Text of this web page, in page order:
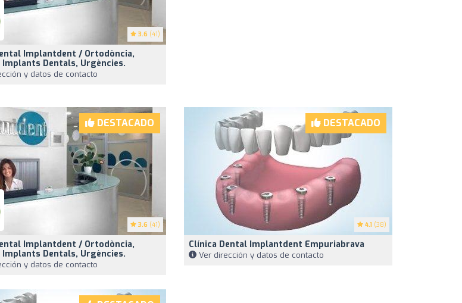
3.6 (41)
Implantdent / Ortodòncia,
Dentals, Urgències.
y datos de contacto
DESTACADO
3.6 (41)
Implantdent / Ortodòncia,
Dentals, Urgències.
y datos de contacto
DESTACADO
4.1 (38)
Clínica Dental Implantdent Empuriabrava
Ver dirección y datos de contacto